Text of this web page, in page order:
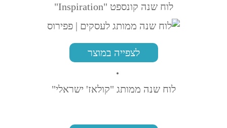
לוח שנה קונספט "Inspiration"
לצפייה במוצר
לוח שנה ממותג "קולאז' ישראלי"